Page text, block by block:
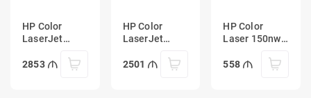
HP Color
LaserJet
CP5225dn
2853
HP Color
LaserJet
CP5225n
2501
HP Color
Laser 150nw
558